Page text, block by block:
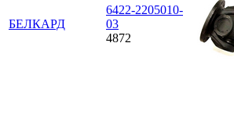
БЕЛКАРД
6422-2205010-
03
4872